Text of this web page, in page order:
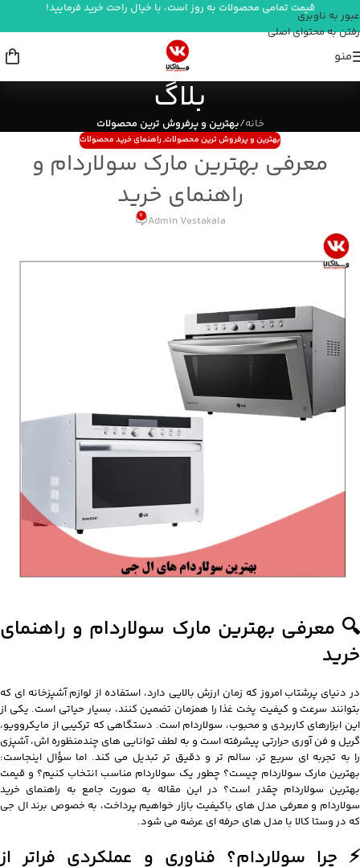
عبور به ناوبری
رفتن به محتوای اصلی
قیمت تمامی محصولات به روز است، با خیال راحت خرید فرمایید!
منو
بلاگ
خانه/بهترین و پرفروش ترین محصولات
بهترین و پرفروش ترین محصولات,راهنمای خرید محصولات
معرفی بهترین مارک سولاردام و
راهنمای خرید
Admin Vestakala
0
🔍 معرفی بهترین مارک سولاردام و راهنمای
خرید
در دنیای پرشتاب امروز که زمان ارزش بالایی دارد، استفاده از لوازم آشپزخانه ای که
بتوانند سرعت و کیفیت پخت غذا را همزمان تضمین کنند، بسیار حیاتی است. یکی از
این ابزارهای کاربردی و محبوب، سولاردام است. دستگاهی که ترکیبی از مایکروویو،
گریل و فن آوری حرارتی پیشرفته است و به لطف توانایی های چندمنظوره اش، آشپزی
را به تجربه ای سریع تر، سالم تر و دقیق تر تبدیل می کند. اما سؤال اینجاست:
بهترین مارک سولاردام چیست؟ چطور یک سولاردام مناسب انتخاب کنیم؟ و قیمت
بهترین سولاردام چقدر است؟ در این مقاله به صورت جامع به راهنمای خرید
سولاردام و معرفی مدل های باکیفیت بازار خواهیم پرداخت، به خصوص برند ال جی
که در وستا کالا با مدل های حرفه ای عرضه می شود.
⚡ چرا سولاردام؟ فناوری و عملکردی فراتر از